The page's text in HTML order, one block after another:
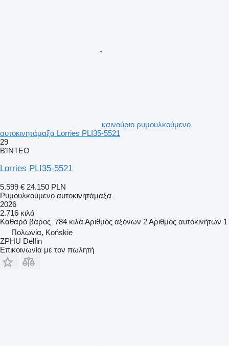
καινούριο ρυμουλκούμενο
αυτοκινητάμαξα Lorries PLI35-5521
29
ΒΊΝΤΕΟ
Lorries PLI35-5521
5.599 € 24.150 PLN
Ρυμουλκούμενο αυτοκινητάμαξα
2026
2.716 κιλά
Καθαρό βάρος 784 κιλά Αριθμός αξόνων 2Αριθμός αυτοκινήτων 1
Πολωνία, Końskie
ZPHU Delfin
Επικοινωνία με τον πωλητή